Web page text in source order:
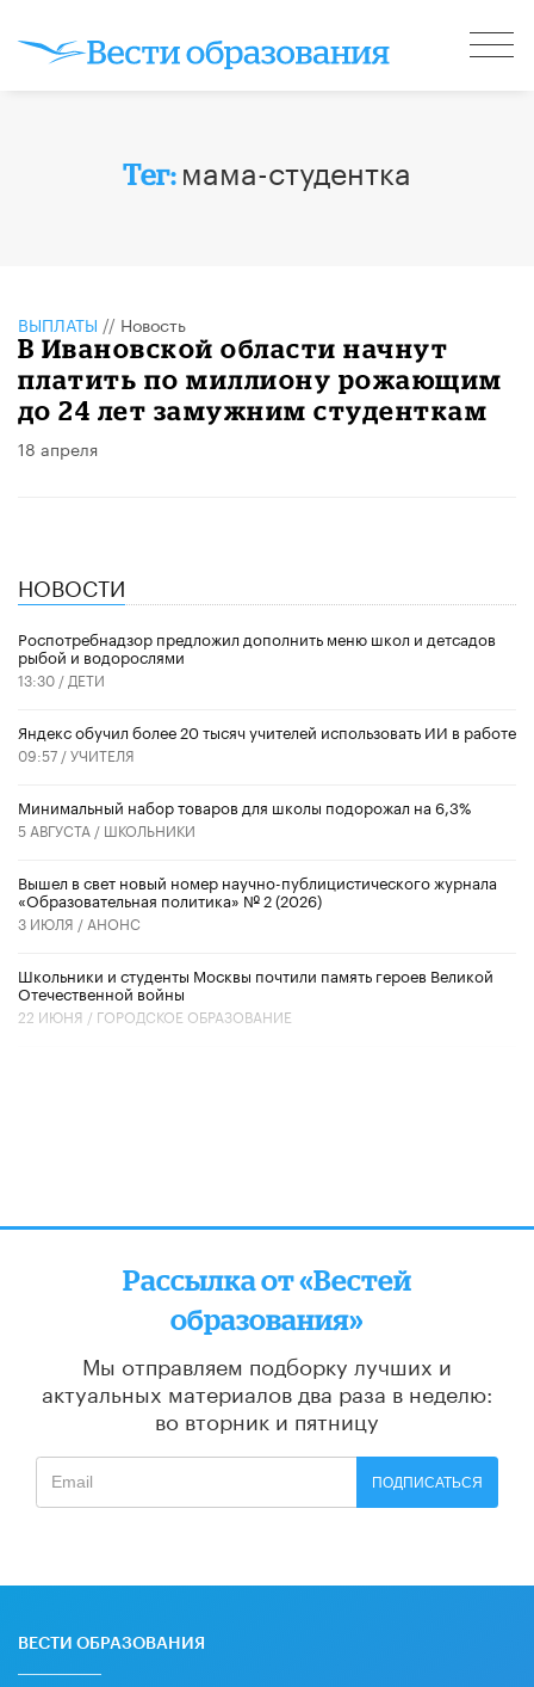
Тег: мама-студентка
ВЫПЛАТЫ // Новость
В Ивановской области начнут
платить по миллиону рожающим
до 24 лет замужним студенткам
18 апреля
НОВОСТИ
Роспотребнадзор предложил дополнить меню школ и детсадов
рыбой и водорослями
13:30 / ДЕТИ
​Яндекс обучил более 20 тысяч учителей использовать ИИ в работе
09:57 /УЧИТЕЛЯ
Минимальный набор товаров для школы подорожал на 6,3%
5 АВГУСТА / ШКОЛЬНИКИ
Вышел в свет новый номер научно-публицистического журнала
«Образовательная политика» № 2 (2026)
3 ИЮЛЯ / АНОНС
Школьники и студенты Москвы почтили память героев Великой
Отечественной войны
22 ИЮНЯ / ГОРОДСКОЕ ОБРАЗОВАНИЕ
Рассылка от «Вестей
образования»
Мы отправляем подборку лучших и
актуальных материалов два раза в неделю:
во вторник и пятницу
ПОДПИСАТЬСЯ
ВЕСТИ ОБРАЗОВАНИЯ